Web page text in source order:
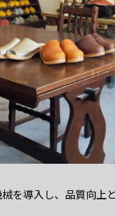
を導入し、品質向上